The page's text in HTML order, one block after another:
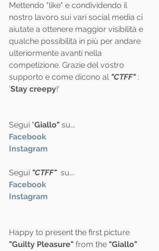
Mettendo "like" e condividendo il
nostro lavoro sui vari social media ci
aiutate a ottenere maggior visibilità e
qualche possibilità in più per andare
ulteriormente avanti nella
competizione. Grazie del vostro
supporto e come dicono al "CTFF" :
'Stay creepy!'
Segui "Giallo" su...
Facebook
Instagram
Segui "CTFF"
  su...
Facebook
Instagram
Happy to present the first picture
"Guilty Pleasure" from the "Giallo"